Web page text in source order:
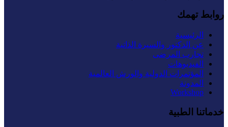
روابط تهمك
الرئيسية
عن الدكتور والسيرة الذاتية
تجارب المرضى
الفيديوهات
المؤتمرات الدولية والورش العالمية
المدونة
Workshop
خدماتنا الطبية